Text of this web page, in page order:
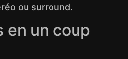
ou surround.
en un coup